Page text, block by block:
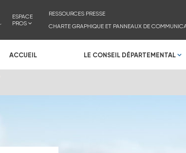
ESPACE
PROS
RESSOURCES PRESSE
CHARTE GRAPHIQUE ET PANNEAUX DE
ACCUEIL LE CONSEIL DÉPARTEMENTAL